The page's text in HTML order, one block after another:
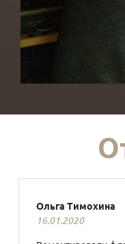
Ольга Тимохина
16.01.2020